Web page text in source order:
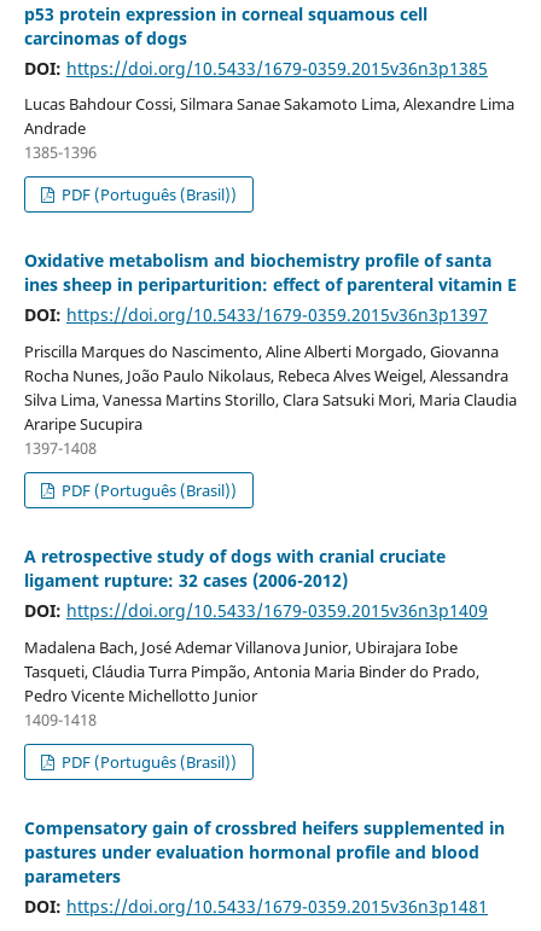
p53 protein expression in corneal squamous cell
carcinomas of dogs
DOI: https://doi.org/10.5433/1679-0359.2015v36n3p1385
Lucas Bahdour Cossi, Silmara Sanae Sakamoto Lima, Alexandre Lima
Andrade
1385-1396
PDF (Português (Brasil))
Oxidative metabolism and biochemistry profile of santa
ines sheep in periparturition: effect of parenteral vitamin E
DOI: https://doi.org/10.5433/1679-0359.2015v36n3p1397
Priscilla Marques do Nascimento, Aline Alberti Morgado, Giovanna
Rocha Nunes, João Paulo Nikolaus, Rebeca Alves Weigel, Alessandra
Silva Lima, Vanessa Martins Storillo, Clara Satsuki Mori, Maria Claudia
Araripe Sucupira
1397-1408
PDF (Português (Brasil))
A retrospective study of dogs with cranial cruciate
ligament rupture: 32 cases (2006-2012)
DOI: https://doi.org/10.5433/1679-0359.2015v36n3p1409
Madalena Bach, José Ademar Villanova Junior, Ubirajara Iobe
Tasqueti, Cláudia Turra Pimpão, Antonia Maria Binder do Prado,
Pedro Vicente Michellotto Junior
1409-1418
PDF (Português (Brasil))
Compensatory gain of crossbred heifers supplemented in
pastures under evaluation hormonal profile and blood
parameters
DOI: https://doi.org/10.5433/1679-0359.2015v36n3p1481